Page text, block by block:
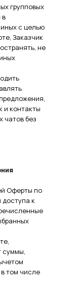
групповых
в
с целью
Заказчик
не
и контакты
чатов без
Оферты по
доступа к
суммы,
том числе